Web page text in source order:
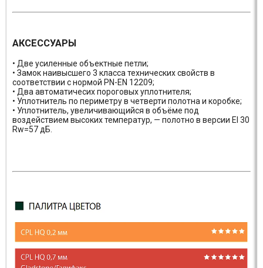
АКСЕССУАРЫ
• Две усиленные объектные петли;
• Замок наивысшего 3 класса технических свойств в
соответствии с нормой PN-EN 12209;
• Два автоматичесих пороговых уплотнителя;
• Уплотнитель по периметру в четверти полотна и коробке;
• Уплотнитель, увеличивающийся в объёме под
воздействием высоких температур, — полотно в версии EI 30
Rw=57 дБ.